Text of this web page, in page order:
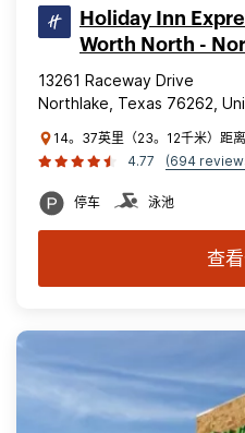
Holiday Inn
Worth North -
13261 Raceway Drive
Northlake, Texas 76262,
14。37英里（23。12千米）距
4.77
(694
停车 泳池
查